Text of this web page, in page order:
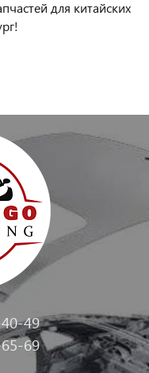
для китайских
49
69